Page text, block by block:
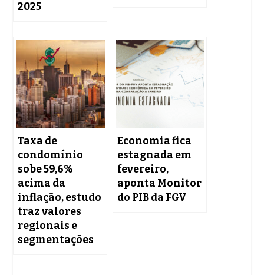
2025
Taxa de
condomínio
sobe 59,6%
acima da
inflação, estudo
traz valores
regionais e
segmentações
Economia fica
estagnada em
fevereiro,
aponta Monitor
do PIB da FGV